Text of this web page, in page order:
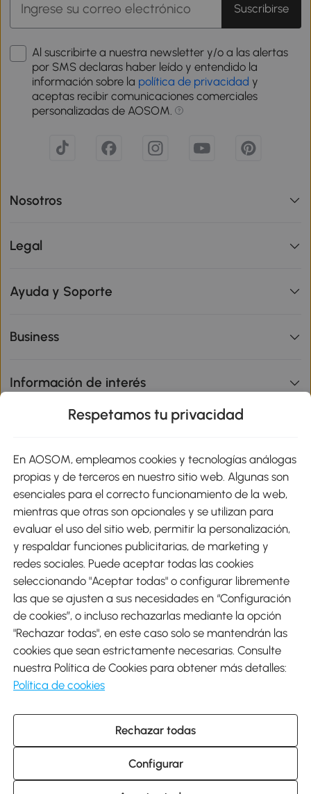
Suscribirse
Al suscribirte a nuestra newsletter y/o a las alertas
por SMS declaras haber leído y entendido la
información sobre la política de privacidad y
aceptas recibir comunicaciones comerciales
personalizadas de AOSOM.
Nosotros
Legal
Ayuda y Soporte
Business
Información de interés
Métodos de Pago
Envíos
Descargar Aosom App
Google Play
931 29 45 12 (L-V de 8:30 a 17:30h)
atencioncliente@aosom.es
C/ Roc Gros, nº 15. 08550 Els Hostalets de Balenyà (Barcelona),
España
Respetamos tu privacidad
En AOSOM, empleamos cookies y tecnologías análogas
propias y de terceros en nuestro sitio web. Algunas son
esenciales para el correcto funcionamiento de la web,
mientras que otras son opcionales y se utilizan para
evaluar el uso del sitio web, permitir la personalización,
y respaldar funciones publicitarias, de marketing y
redes sociales. Puede aceptar todas las cookies
seleccionando "Aceptar todas" o configurar libremente
las que se ajusten a sus necesidades en “Configuración
de cookies”, o incluso rechazarlas mediante la opción
"Rechazar todas", en este caso solo se mantendrán las
cookies que sean estrictamente necesarias. Consulte
nuestra Política de Cookies para obtener más detalles:
Política de cookies
Rechazar todas
Configurar